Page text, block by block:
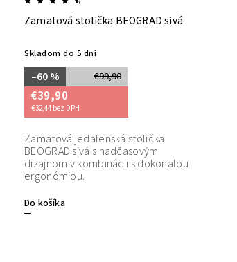
stolička BEOGRAD sivá
5 dní
€99,90
jedálenská stolička
sivá s nadčasovým
v kombinácii s dokonalou
Zamatová
ergonómiou.